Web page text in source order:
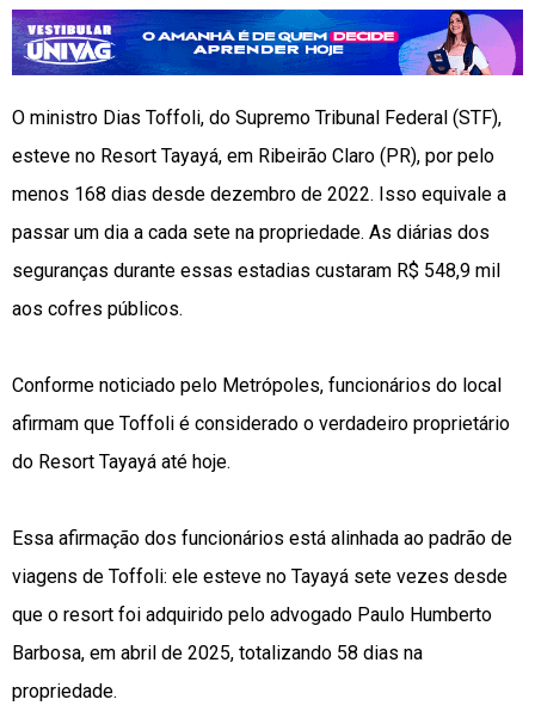
O ministro Dias Toffoli, do Supremo Tribunal Federal (STF),
esteve no Resort Tayayá, em Ribeirão Claro (PR), por pelo
menos 168 dias desde dezembro de 2022. Isso equivale a
passar um dia a cada sete na propriedade. As diárias dos
seguranças durante essas estadias custaram R$ 548,9 mil
aos cofres públicos.
Conforme noticiado pelo Metrópoles, funcionários do local
afirmam que Toffoli é considerado o verdadeiro proprietário
do Resort Tayayá até hoje.
Essa afirmação dos funcionários está alinhada ao padrão de
viagens de Toffoli: ele esteve no Tayayá sete vezes desde
que o resort foi adquirido pelo advogado Paulo Humberto
Barbosa, em abril de 2025, totalizando 58 dias na
propriedade.